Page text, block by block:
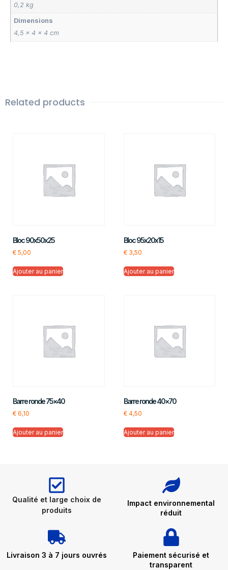
0,2 kg
Dimensions
4,5 × 4 × 4 cm
Related products
Bloc 90x50x25
€ 5,00
Ajouter au panier
Bloc 95x20x15
€3,50
Ajouter au panier
Barre ronde 75×40
€ 6,10
Ajouter au panier
Barre ronde 40×70
€4,50
Ajouter au panier
Qualité et large choix de
produits
Impact environnemental
réduit
Livraison 3 à 7 jours ouvrés
Paiement sécurisé et
transparent